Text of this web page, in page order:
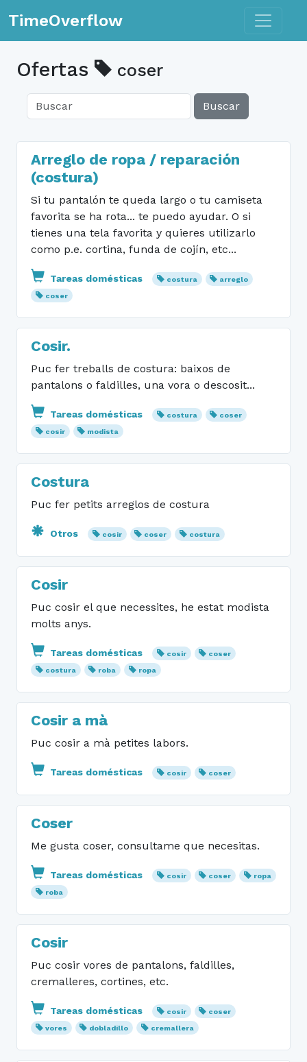
TimeOverflow Toggle
Ofertas coser
Buscar
Arreglo de ropa / reparación
(costura)
Si tu pantalón te queda largo o tu camiseta
favorita se ha rota... te puedo ayudar. O si
tienes una tela favorita y quieres utilizarlo
como p.e. cortina, funda de cojín, etc...
Tareas domésticas costura
arreglo
coser
Cosir.
Puc fer treballs de costura: baixos de
pantalons o faldilles, una vora o descosit...
Tareas domésticas costura
coser
cosir
modista
Costura
Puc fer petits arreglos de costura
Otros cosir coser costura
Cosir
Puc cosir el que necessites, he estat modista
molts anys.
Tareas domésticas cosir
coser
costura
roba ropa
Cosir a mà
Puc cosir a mà petites labors.
Tareas domésticas cosir coser
Coser
Me gusta coser, consultame que necesitas.
Tareas domésticas cosir coser
ropa
roba
Cosir
Puc cosir vores de pantalons, faldilles,
cremalleres, cortines, etc.
Tareas domésticas cosir
coser
vores
dobladillo cremallera